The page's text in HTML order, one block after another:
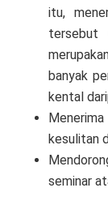
itu,
tersebut
banyak
kental
kesulitan
seminar